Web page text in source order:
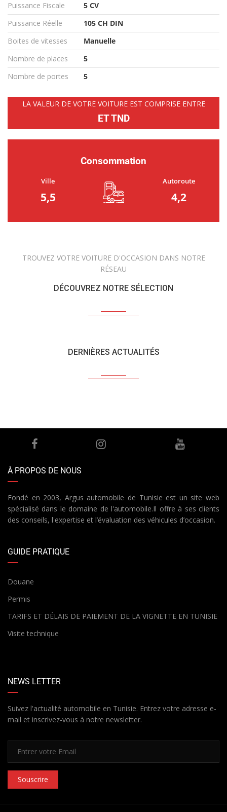
Puissance Fiscale
5 CV
Puissance Réelle
105 CH DIN
Boites de vitesses
Manuelle
Nombre de places
5
Nombre de portes
5
LA VALEUR DE VOTRE VOITURE EST COMPRISE ENTRE
ET TND
Consommation
Ville
5,5
Autoroute
4,2
TROUVEZ VOTRE VOITURE D'OCCASION DANS NOTRE
RÉSEAU
DÉCOUVREZ NOTRE SÉLECTION
DERNIÈRES ACTUALITÉS
À PROPOS DE NOUS
Fondé en 2003, Argus automobile de Tunisie est un site web
spécialisé dans le domaine de l'automobile.Il offre à ses clients
des conseils, l'expertise et l’évaluation des véhicules d’occasion.
GUIDE PRATIQUE
Douane
Permis
TARIFS ET DÉLAIS DE PAIEMENT DE LA VIGNETTE EN TUNISIE
Visite technique
NEWS LETTER
Suivez l'actualité automobile en Tunisie. Entrez votre adresse e-
mail et inscrivez-vous à notre newsletter.
Souscrire